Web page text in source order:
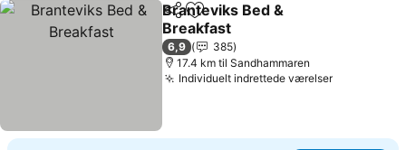
Del Føj til favoritter
Branteviks Bed &
Breakfast
Se priser
6,9
385
17.4 km til Sandhammaren
Individuelt indrettede værelserSe priser